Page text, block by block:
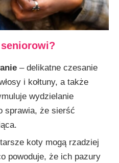
– delikatne czesanie
i kołtuny, a także
wydzielanie
sprawia, że sierść
koty mogą rzadziej
powoduje, że ich pazury